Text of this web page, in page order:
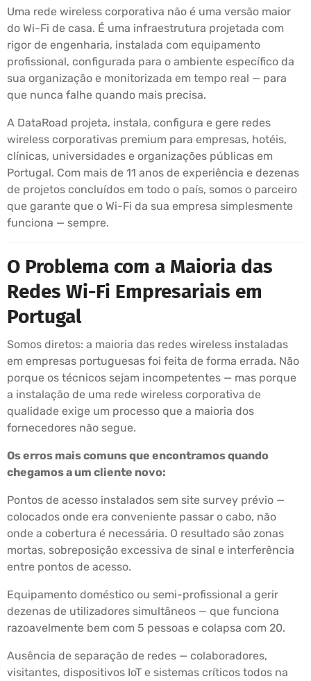
Uma rede wireless corporativa não é uma versão maior
do Wi-Fi de casa. É uma infraestrutura projetada com
rigor de engenharia, instalada com equipamento
profissional, configurada para o ambiente específico da
sua organização e monitorizada em tempo real — para
que nunca falhe quando mais precisa.
A DataRoad projeta, instala, configura e gere redes
wireless corporativas premium para empresas, hotéis,
clínicas, universidades e organizações públicas em
Portugal. Com mais de 11 anos de experiência e dezenas
de projetos concluídos em todo o país, somos o parceiro
que garante que o Wi-Fi da sua empresa simplesmente
funciona — sempre.
O Problema com a Maioria das
Redes Wi-Fi Empresariais em
Portugal
Somos diretos: a maioria das redes wireless instaladas
em empresas portuguesas foi feita de forma errada. Não
porque os técnicos sejam incompetentes — mas porque
a instalação de uma rede wireless corporativa de
qualidade exige um processo que a maioria dos
fornecedores não segue.
Os erros mais comuns que encontramos quando
chegamos a um cliente novo:
Pontos de acesso instalados sem site survey prévio —
colocados onde era conveniente passar o cabo, não
onde a cobertura é necessária. O resultado são zonas
mortas, sobreposição excessiva de sinal e interferência
entre pontos de acesso.
Equipamento doméstico ou semi-profissional a gerir
dezenas de utilizadores simultâneos — que funciona
razoavelmente bem com 5 pessoas e colapsa com 20.
Ausência de separação de redes — colaboradores,
visitantes, dispositivos IoT e sistemas críticos todos na